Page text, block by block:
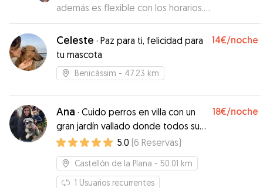
además es flexible con los horarios.
Recomendable”
Celeste · Paz para ti, felicidad para
tu mascota
14€/noche
Benicàssim - 47.23 km
Ana · Cuido perros en villa con un
gran jardín vallado donde todos sus
sueños se harán realidad
18€/noche
5.0 (6 Reservas)
Castellón de la Plana - 50.01 km
1 Usuarios recurrentes